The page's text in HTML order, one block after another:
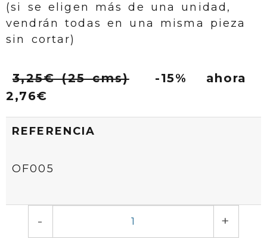
(si se eligen más de una unidad,
vendrán todas en una misma pieza
sin cortar)
3,25€ (25 cms)-15% ahora
2,76€
REFERENCIA
OF005
- +